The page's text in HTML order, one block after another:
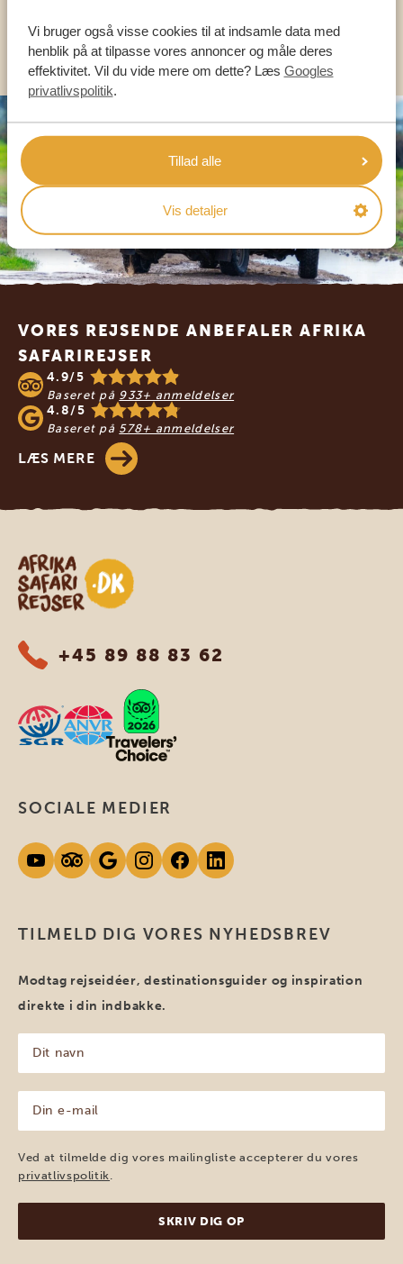
Vi bruger også visse cookies til at indsamle data med
henblik på at tilpasse vores annoncer og måle deres
effektivitet. Vil du vide mere om dette? Læs Googles
privatlivspolitik.
Tillad alle
Vis detaljer
KONTAKT OS
Footer
VORES REJSENDE ANBEFALER AFRIKA
SAFARIREJSER
4.9/5
Baseret på 933+ anmeldelser
4.8/5
Baseret på 578+ anmeldelser
LÆS MERE
Safari-rejser i Afrika
+45 89 88 83 62
TILMELD DIG VORES NYHEDSBREV
Modtag rejseidéer, destinationsguider og inspiration
direkte i din indbakke.
navn
(Påkrævet)
mail
(Påkrævet)
Ved at tilmelde dig vores mailingliste accepterer du vores
privatlivspolitik
SOCIALE MEDIER